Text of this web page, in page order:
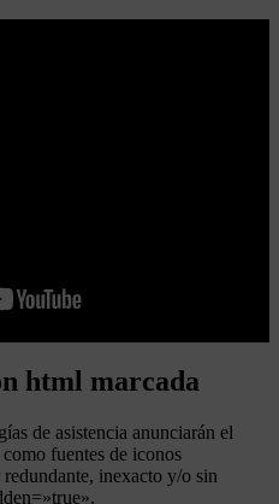
html marcada
de asistencia anunciarán el
fuentes de iconos
inexacto y/o sin